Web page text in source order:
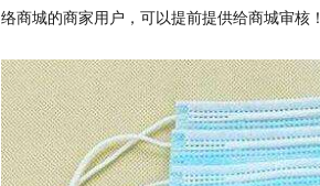
络商城的商家用户，可以提前提供给商城审核！